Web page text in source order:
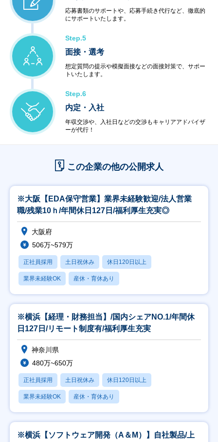
応募書類のサポートや、応募手続き代行など、徹底的
にサポートいたします。
Step.5
面接・選考
想定質問の提示や模擬面接などの面接対策で、サポー
トいたします。
Step.6
内定・入社
年収交渉や、入社日などの交渉もキャリアアドバイザ
ーが代行！
この企業の他の公開求人
※大阪【EDA保守営業】業界未経験歓迎/法人営業
職/残業10ｈ/年間休日127日/福利厚生充実◎
大阪府
506万~579万
正社員採用 土日祝休み 休日120日以上
業界未経験OK 産休・育休あり
※横浜【経理・財務担当】/国内シェアNO.1/年間休
日127日/リモート制度有/福利厚生充実
神奈川県
480万~650万
正社員採用 土日祝休み 休日120日以上
業界未経験OK 産休・育休あり
※横浜【ソフトウェア開発（A＆M）】自社製品/上